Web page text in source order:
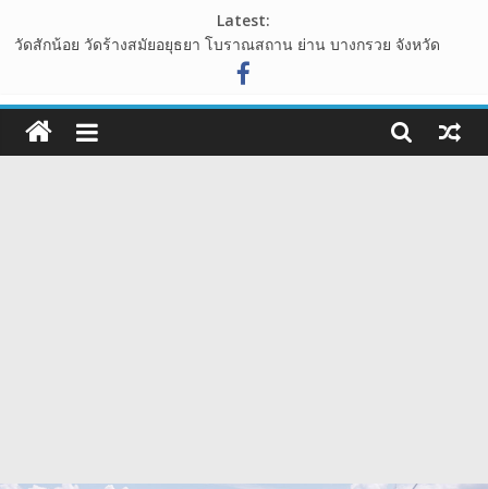
to
Latest:
วัดสักน้อย วัดร้างสมัยอยุธยา โบราณสถาน ย่าน บางกรวย จังหวัด
ไร่ทองสมบูรณ์คลับ เขาใหญ่ ต้นไม้รูปหัวใจ กลางทุ่งหญ้า ที่โอบล้อมไป
ด้วนขุนเขา
อุทยานหินเขางู อ.เมืองราชบุรี แหล่งท่องเที่ยวเชิงธรรมชาติ ที่น่าแวะ
108guide
เว็บ